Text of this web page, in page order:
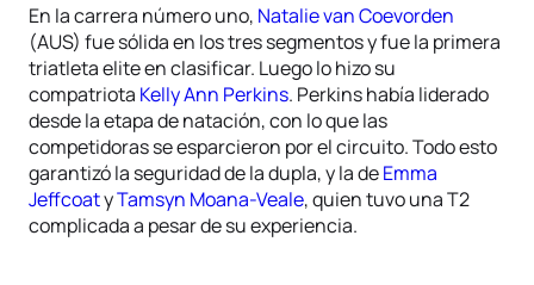
En la carrera número uno, Natalie van Coevorden
(AUS) fue sólida en los tres segmentos y fue la primera
triatleta elite en clasificar. Luego lo hizo su
compatriota Kelly Ann Perkins. Perkins había liderado
desde la etapa de natación, con lo que las
competidoras se esparcieron por el circuito. Todo esto
garantizó la seguridad de la dupla, y la deEmma
JeffcoatyTamsyn Moana-Veale, quien tuvo una T2
complicada a pesar de su experiencia.